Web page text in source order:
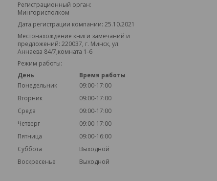
Регистрационный орган:
Мингорисполком
Дата регистрации компании: 25.10.2021
Местонахождение книги замечаний и
предложений: 220037, г. Минск, ул.
Аннаева 84/7,комната 1-6
Режим работы:
День
Время работы
Понедельник
09:00-17:00
Вторник
09:00-17:00
Среда
09:00-17:00
Четверг
09:00-17:00
Пятница
09:00-16:00
Суббота
Выходной
Воскресенье
Выходной